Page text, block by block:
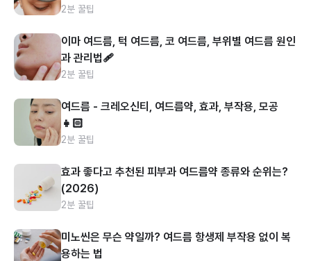
2분 꿀팁
이마 여드름, 턱 여드름, 코 여드름, 부위별 여드름 원인
과 관리법🩹
2분 꿀팁
여드름 - 크레오신티, 여드름약, 효과, 부작용, 모공
👧🏻
2분 꿀팁
효과 좋다고 추천된 피부과 여드름약 종류와 순위는?
(2026)
2분 꿀팁
미노씬은 무슨 약일까? 여드름 항생제 부작용 없이 복
용하는 법